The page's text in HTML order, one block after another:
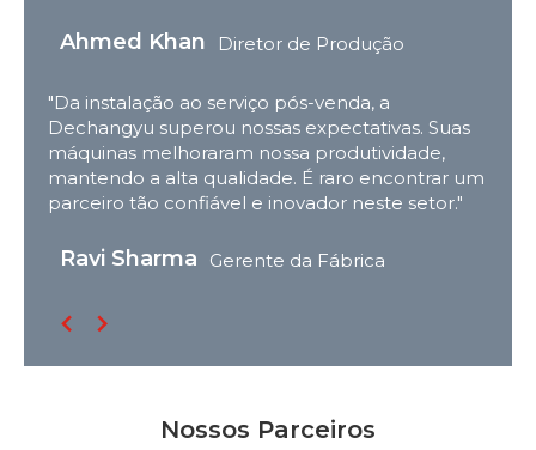
Ahmed Khan Diretor de Produção
"Da instalação ao serviço pós-venda, a
Dechangyu superou nossas expectativas. Suas
máquinas melhoraram nossa produtividade,
mantendo a alta qualidade. É raro encontrar um
parceiro tão confiável e inovador neste setor."
Ravi Sharma Gerente da Fábrica
Nossos Parceiros